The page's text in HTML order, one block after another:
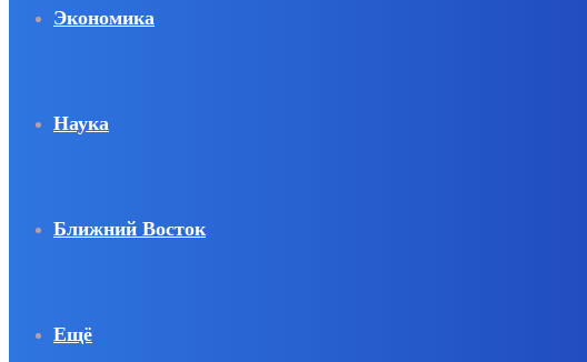
Экономика
Наука
Ближний Восток
Ещё